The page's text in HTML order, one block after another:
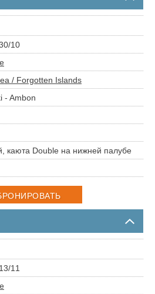
10
/ Forgotten Islands
- Ambon
каюта Double на нижней палубе
11